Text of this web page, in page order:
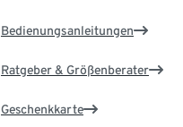
Bedienungsanleitungen
Ratgeber & Größenberater
Geschenkkarte